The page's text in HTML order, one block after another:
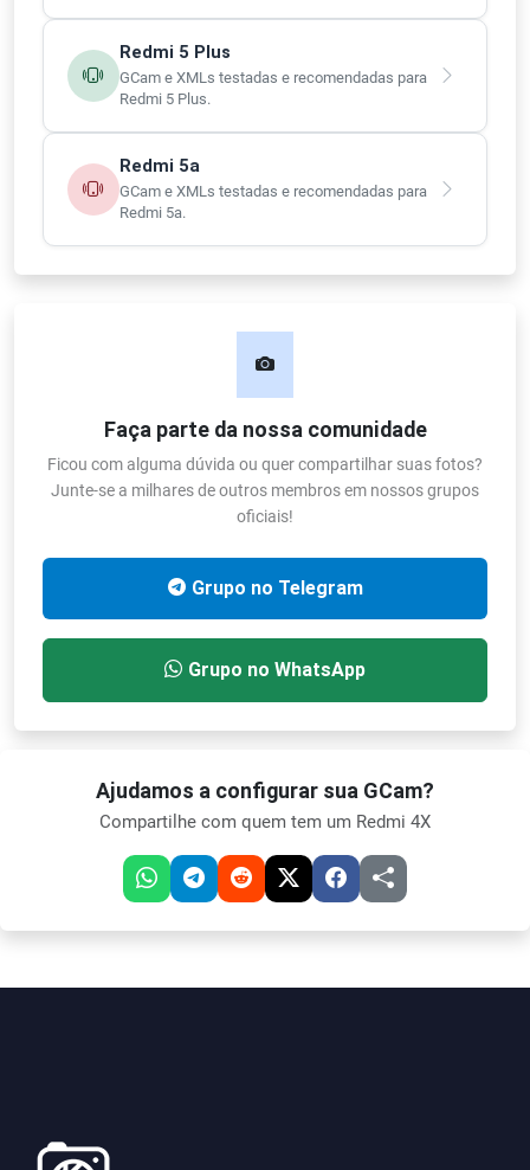
Redmi 5 Plus
GCam e XMLs testadas e recomendadas para
Redmi 5 Plus.
Redmi 5a
GCam e XMLs testadas e recomendadas para
Redmi 5a.
Faça parte da nossa comunidade
Ficou com alguma dúvida ou quer compartilhar suas fotos?
Junte-se a milhares de outros membros em nossos grupos
oficiais!
Grupo no Telegram
Grupo no WhatsApp
Ajudamos a configurar sua GCam?
Compartilhe com quem tem um Redmi 4X